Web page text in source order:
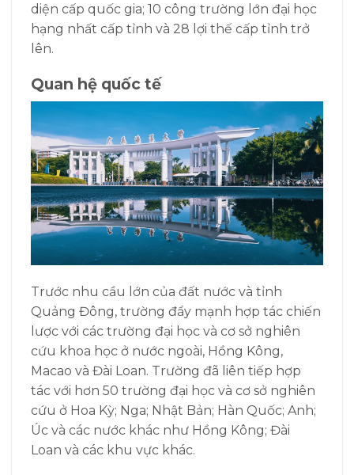
diện cấp quốc gia; 10 công trường lớn đại học
hạng nhất cấp tỉnh và 28 lợi thế cấp tỉnh trở
lên.
Quan hệ quốc tế
Trước nhu cầu lớn của đất nước và tỉnh
Quảng Đông, trường đẩy mạnh hợp tác chiến
lược với các trường đại học và cơ sở nghiên
cứu khoa học ở nước ngoài, Hồng Kông,
Macao và Đài Loan. Trường đã liên tiếp hợp
tác với hơn 50 trường đại học và cơ sở nghiên
cứu ở Hoa Kỳ; Nga; Nhật Bản; Hàn Quốc; Anh;
Úc và các nước khác như Hồng Kông; Đài
Loan và các khu vực khác.